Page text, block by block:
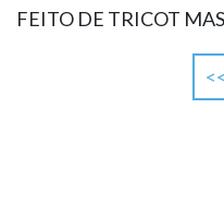
FEITO DE TRICOT